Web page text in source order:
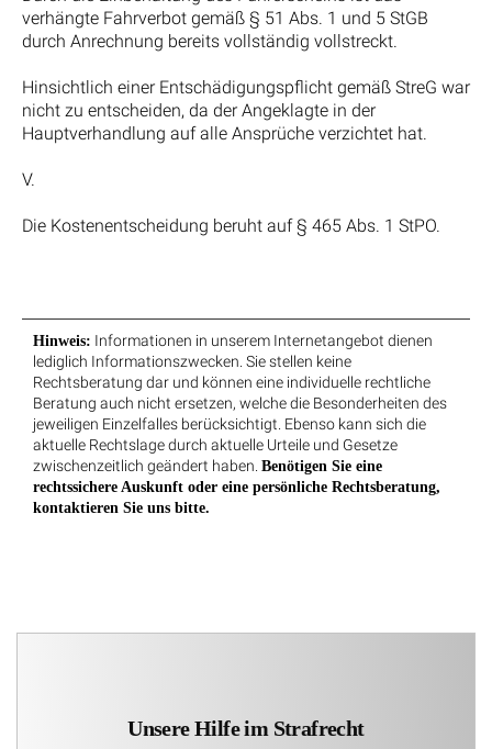
verhängte Fahrverbot gemäß § 51 Abs. 1 und 5 StGB
durch Anrechnung bereits vollständig vollstreckt.
Hinsichtlich einer Entschädigungspflicht gemäß StreG war
nicht zu entscheiden, da der Angeklagte in der
Hauptverhandlung auf alle Ansprüche verzichtet hat.
V.
Die Kostenentscheidung beruht auf § 465 Abs. 1 StPO.
Hinweis: Informationen in unserem Internetangebot dienen
lediglich Informationszwecken. Sie stellen keine
Rechtsberatung dar und können eine individuelle rechtliche
Beratung auch nicht ersetzen, welche die Besonderheiten des
jeweiligen Einzelfalles berücksichtigt. Ebenso kann sich die
aktuelle Rechtslage durch aktuelle Urteile und Gesetze
zwischenzeitlich geändert haben. Benötigen Sie eine
rechtssichere Auskunft oder eine persönliche Rechtsberatung,
kontaktieren Sie uns bitte.
Unsere Hilfe im Strafrecht